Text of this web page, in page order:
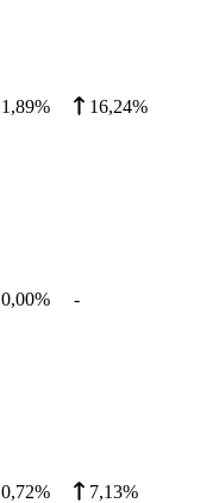
1,89% 16,24%
0,00% -
0,72% 7,13%